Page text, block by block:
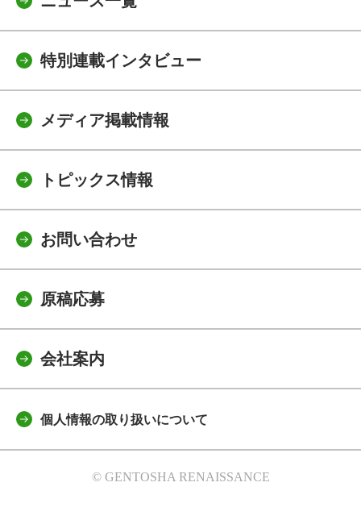
特別連載インタビュー
メディア掲載情報
トピックス情報
お問い合わせ
原稿応募
会社案内
個人情報の取り扱いについて
© GENTOSHA RENAISSANCE